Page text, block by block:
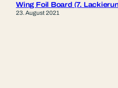
Wing Foil Board (7.
23. August 2021